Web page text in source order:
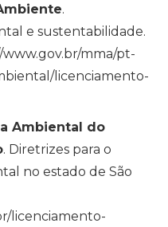
.
e sustentabilidade.
mma/pt-
licenciamento-
Ambiental do
. Diretrizes para o
no estado de São
licenciamento-